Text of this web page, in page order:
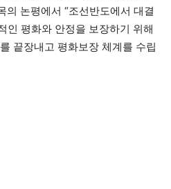
의 논평에서 “조선반도에서 대결
인 평화와 안정을 보장하기 위해
끝장내고 평화보장 체계를 수립